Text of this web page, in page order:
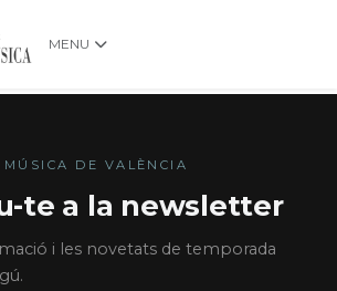
MENU
DE VALÈNCIA
te a la newsletter
i les novetats de temporada